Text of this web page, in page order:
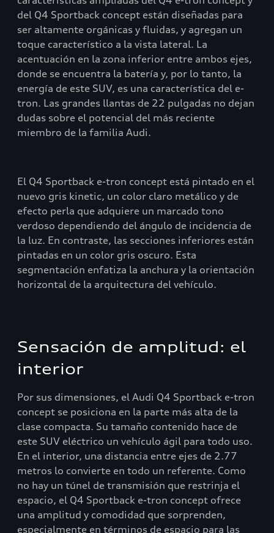
del Q4 Sportback concept están diseñadas para
ser altamente orgánicas y fluidas, y agregan un
toque característico a la vista lateral. La
acentuación en la zona inferior entre ambos ejes,
donde se encuentra la batería y, por lo tanto, la
energía de este SUV, es una característica del e-
tron. Las grandes llantas de 22 pulgadas no dejan
dudas sobre el potencial del más reciente
miembro de la familia Audi.
El Q4 Sportback e-tron concept está pintado en el
nuevo gris kinetic, un color claro metálico y de
efecto perla que adquiere un marcado tono
verdoso dependiendo del ángulo de incidencia de
la luz. En contraste, las secciones inferiores están
pintadas en un color gris oscuro. Esta
segmentación enfatiza la anchura y la orientación
horizontal de la arquitectura del vehículo.
Sensación de amplitud: el
interior
Por sus dimensiones, el Audi Q4 Sportback e-tron
concept se posiciona en la parte más alta de la
clase compacta. Su tamaño contenido hace de
este SUV eléctrico un vehículo ágil para todo uso.
En el interior, una distancia entre ejes de 2.77
metros lo convierte en todo un referente. Como
no hay un túnel de transmisión que restrinja el
espacio, el Q4 Sportback e-tron concept ofrece
una amplitud y comodidad que sorprenden,
especialmente en términos de espacio para las